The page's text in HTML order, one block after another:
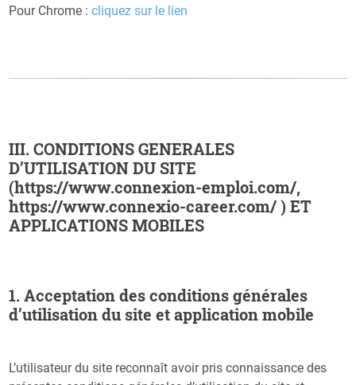
Pour Chrome :cliquez sur le lien
III. CONDITIONS GENERALES
D’UTILISATION DU SITE
(https://www.connexion-emploi.com/,
https://www.connexio-career.com/ ) ET
APPLICATIONS MOBILES
1. Acceptation des conditions générales
d’utilisation du site et application mobile
L’utilisateur du site reconnaît avoir pris connaissance des